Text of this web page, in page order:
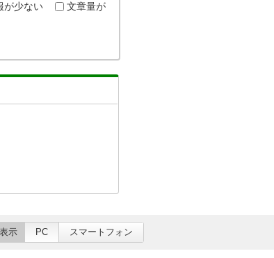
が少ない
文章量が
表示 PC スマートフォン